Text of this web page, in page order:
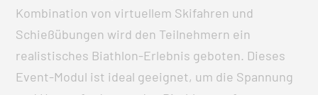
Kombination von virtuellem Skifahren und
Schießübungen wird den Teilnehmern ein
realistisches Biathlon-Erlebnis geboten. Dieses
Event-Modul ist ideal geeignet, um die Spannung